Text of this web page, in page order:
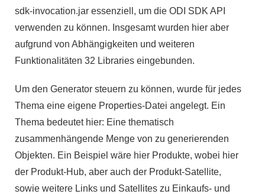
sdk-invocation.jar essenziell, um die ODI SDK API
verwenden zu können. Insgesamt wurden hier aber
aufgrund von Abhängigkeiten und weiteren
Funktionalitäten 32 Libraries eingebunden.
Um den Generator steuern zu können, wurde für jedes
Thema eine eigene Properties-Datei angelegt. Ein
Thema bedeutet hier: Eine thematisch
zusammenhängende Menge von zu generierenden
Objekten. Ein Beispiel wäre hier Produkte, wobei hier
der Produkt-Hub, aber auch der Produkt-Satellite,
sowie weitere Links und Satellites zu Einkaufs- und